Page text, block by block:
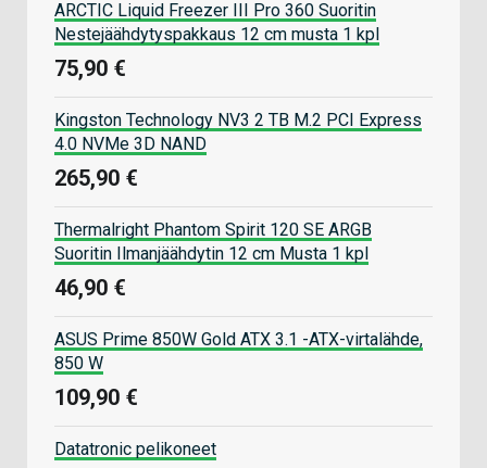
ARCTIC Liquid Freezer III Pro 360 Suoritin
Nestejäähdytyspakkaus 12 cm musta 1 kpl
75,90 €
Kingston Technology NV3 2 TB M.2 PCI Express
4.0 NVMe 3D NAND
265,90 €
Thermalright Phantom Spirit 120 SE ARGB
Suoritin Ilmanjäähdytin 12 cm Musta 1 kpl
46,90 €
ASUS Prime 850W Gold ATX 3.1 -ATX-virtalähde,
850 W
109,90 €
Datatronic pelikoneet